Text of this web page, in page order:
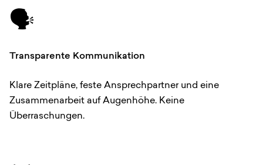
🗣️
Transparente Kommunikation
Klare Zeitpläne, feste Ansprechpartner und eine
Zusammenarbeit auf Augenhöhe. Keine
Überraschungen.